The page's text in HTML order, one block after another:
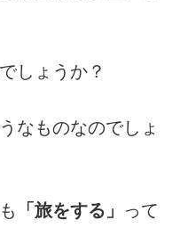
しょうか？
なものなのでしょ
「旅をする」
って